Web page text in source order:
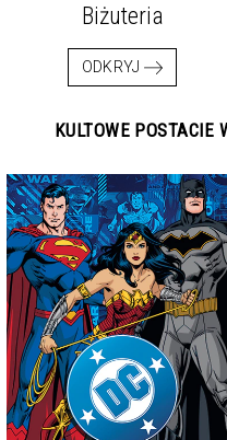
Biżuteria
ODKRYJ
KULTOWE POSTACIE